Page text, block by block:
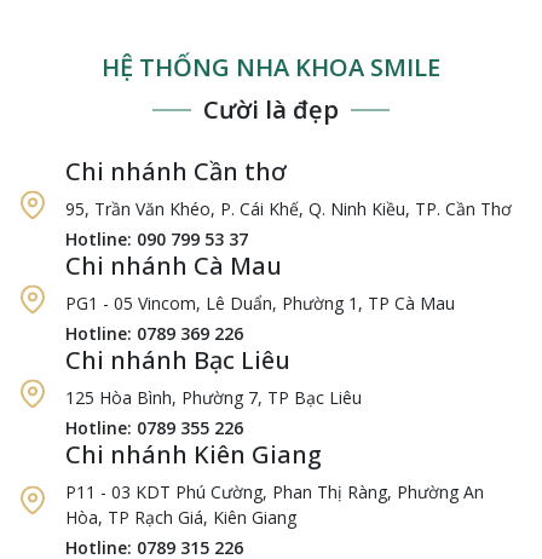
HỆ THỐNG NHA KHOA SMILE
Cười là đẹp
Chi nhánh Cần thơ
95, Trần Văn Khéo, P. Cái Khế, Q. Ninh Kiều, TP. Cần Thơ
Hotline: 090 799 53 37
Chi nhánh Cà Mau
PG1 - 05 Vincom, Lê Duẩn, Phường 1, TP Cà Mau
Hotline: 0789 369 226
Chi nhánh Bạc Liêu
125 Hòa Bình, Phường 7, TP Bạc Liêu
Hotline: 0789 355 226
Chi nhánh Kiên Giang
P11 - 03 KDT Phú Cường, Phan Thị Ràng, Phường An
Hòa, TP Rạch Giá, Kiên Giang
Hotline: 0789 315 226